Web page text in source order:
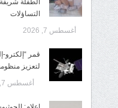
الطفلة
التساؤلات
أغسطس 7, 2026
لتعزيز
أغسطس 7, 2026